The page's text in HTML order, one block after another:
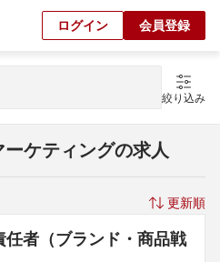
ログイン 会員登録
絞り込み
ケティングの求人
更新順
者（ブランド・商品戦